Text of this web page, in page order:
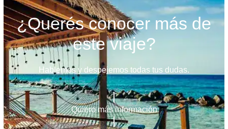
¿Querés conocer más de
este viaje?
Hablemos y despejemos todas tus dudas.
Quiero más información